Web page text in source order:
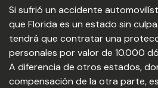
Si sufrió un accidente
que Florida es un estado sin
tendrá que contratar una
personales por valor de 10.000
A diferencia de otros estados,
compensación de la otra parte,